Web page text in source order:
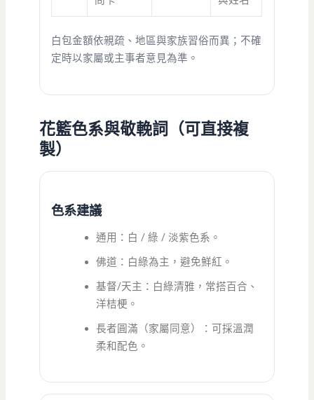
白包金額依親疏、地區與家族習俗而異；不確
定時以家屬或主事者意見為準。
花籃色系與敬輓詞（可直接複
製）
色系建議
通用：白 / 綠 / 淡紫色系。
佛道：白綠為主，避免鮮紅。
基督/天主：白綠清雅，常搭百合、
洋桔梗。
長者圓滿（家屬同意）：可採溫潤
柔和配色。